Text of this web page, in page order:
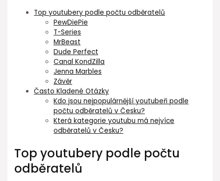
Top youtubery podle počtu odběratelů
PewDiePie
T-Series
MrBeast
Dude Perfect
Canal KondZilla
Jenna Marbles
Závěr
Často Kladené Otázky
Kdo jsou nejpopulárnější youtubeři podle
počtu odběratelů v Česku?
Která kategorie youtubu má nejvíce
odběratelů v Česku?
Top youtubery podle počtu
odběratelů